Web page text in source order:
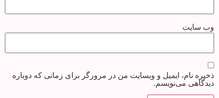
وب‌ سایت
ذخیره نام، ایمیل و وبسایت من در مرورگر برای زمانی که دوباره
دیدگاهی می‌نویسم.